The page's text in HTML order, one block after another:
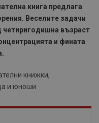
книга предлага
Веселите задачи
четиригодишна възраст
и фината
книжки,
и юноши